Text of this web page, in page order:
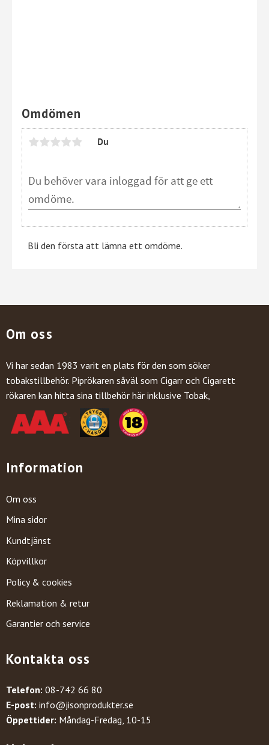
Omdömen
Du
Bli den första att lämna ett omdöme.
Om oss
Vi har sedan 1983 varit en plats för den som söker
tobakstillbehör. Piprökaren såväl som Cigarr och Cigarett
rökaren kan hitta sina tillbehör här inklusive Tobak,
Information
Om oss
Mina sidor
Kundtjänst
Köpvillkor
Policy & cookies
Reklamation & retur
Garantier och service
Kontakta oss
Telefon: 08-742 66 80
E-post: info@jisonprodukter.se
Öppettider: Måndag-Fredag, 10-15